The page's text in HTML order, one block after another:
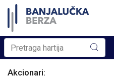
Akcionari: